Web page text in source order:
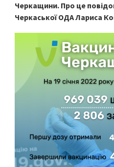
Черкащини. Про це
Черкаської ОДА Лариса